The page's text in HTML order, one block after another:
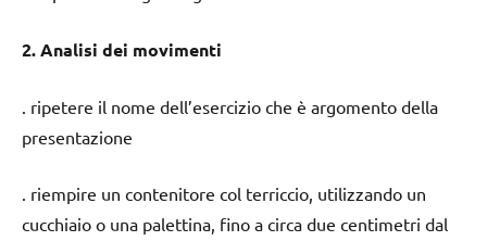
2. Analisi dei movimenti
. ripetere il nome dell’esercizio che è argomento della
presentazione
. riempire un contenitore col terriccio, utilizzando un
cucchiaio o una palettina, fino a circa due centimetri dal